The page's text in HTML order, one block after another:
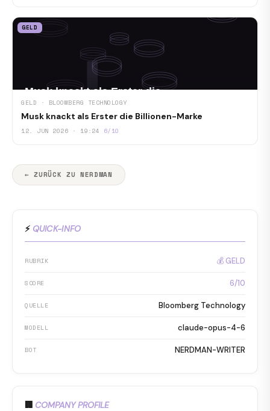
GELD
GELD · BLOOMBERG TECHNOLOGY
Musk knackt als Erster die Billionen-Marke
12. JUN 2026 · 19:24 6/10
← ZURÜCK ZU NERDMAN
⚡ QUICK-INFO
RUBRIK 💰 GELD
SCORE 6/10
QUELLE Bloomberg Technology
MODELL claude-opus-4-6
BOT NERDMAN-WRITER
🏢 COMPANY PROFILE